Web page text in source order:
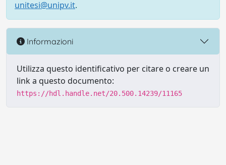
unitesi@unipv.it.
Informazioni
Utilizza questo identificativo per citare o creare un
link a questo documento:
https://hdl.handle.net/20.500.14239/11165